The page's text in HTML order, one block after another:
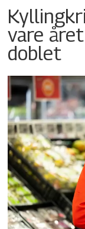
vare
doblet